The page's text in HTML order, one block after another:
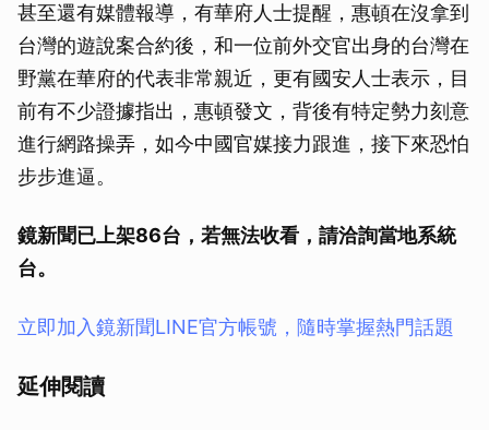
甚至還有媒體報導，有華府人士提醒，惠頓在沒拿到
台灣的遊說案合約後，和一位前外交官出身的台灣在
野黨在華府的代表非常親近，更有國安人士表示，目
前有不少證據指出，惠頓發文，背後有特定勢力刻意
進行網路操弄，如今中國官媒接力跟進，接下來恐怕
步步進逼。
鏡新聞已上架86台，若無法收看，請洽詢當地系統
台。
立即加入鏡新聞LINE官方帳號，隨時掌握熱門話題
延伸閱讀